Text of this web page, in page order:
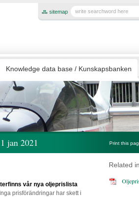
sitemap
Knowledge data base / Kunskapsbanken
jan 2021 Print this
vår nya oljeprislista
prisförändringar har skett i
Related